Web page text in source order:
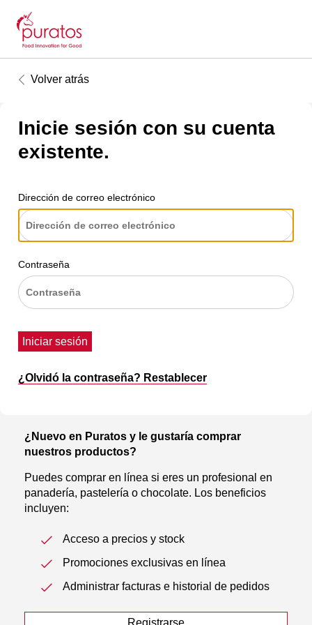
Volver atrás
Inicie sesión con su cuenta
existente.
Dirección de correo electrónico
Contraseña
Iniciar sesión
¿Olvidó la contraseña? Restablecer
¿Nuevo en Puratos y le gustaría comprar
nuestros productos?
Puedes comprar en línea si eres un profesional en
panadería, pastelería o chocolate. Los beneficios
incluyen:
Acceso a precios y stock
Promociones exclusivas en línea
Administrar facturas e historial de pedidos